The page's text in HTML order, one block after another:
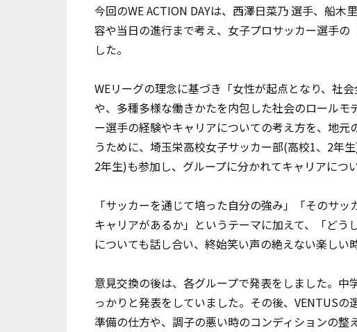
今回のWE ACTION DAYは、西澤日菜乃 選手、船
容や当日の進行まで考え、女子プロサッカー選手
した。
WEリーグの理念に基づき「女性が起点となり、社
や、多種多様な働きかたを内包した社会のロール
ー選手の経験やキャリアについての考え方を、地
うために、埼玉栄高校女子サッカー部(高校1、2年
2年生)も参加し、グループに分かれてキャリアにつ
「サッカーを通じて培った自分の強み」「そのサ
キャリアがあるか」というテーマに加えて、「どう
についても話し合い、終始笑い声の絶えない楽しい
意見交換の後は、各グループで発表をしました。
っかりと発表をしていました。その後、VENTUS
準備の仕方や、調子の悪い時のコンディションの